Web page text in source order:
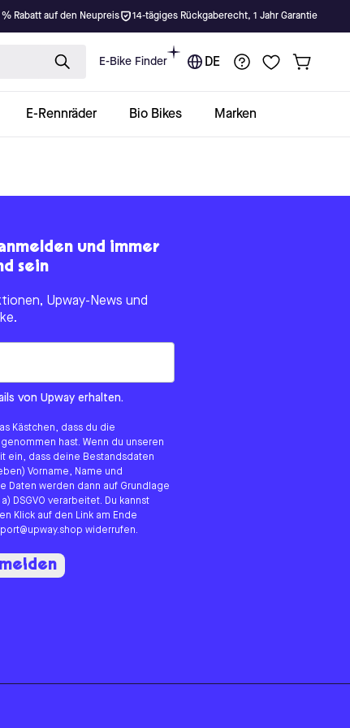
% Rabatt auf den Neupreis 14-tägiges Rückgaberecht, 1 Jahr Garantie
E-Bike Finder DE
E-Rennräder Bio Bikes Marken
und immer
sein
Upway-News und
von Upway erhalten.
Kästchen, dass du die
genommen hast. Wenn du unseren
ein, dass deine Bestandsdaten
Vorname, Name und
Daten werden dann auf Grundlage
DSGVO verarbeitet. Du kannst
Klick auf den Link am Ende
widerrufen.